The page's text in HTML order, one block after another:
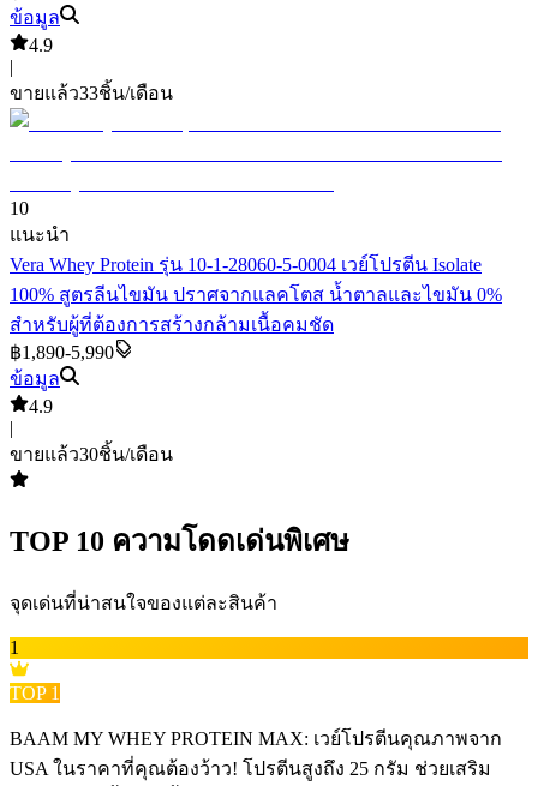
ข้อมูล
4.9
|
ขายแล้ว33ชิ้น/เดือน
10
แนะนำ
Vera Whey Protein รุ่น 10-1-28060-5-0004 เวย์โปรตีน Isolate
100% สูตรลีนไขมัน ปราศจากแลคโตส น้ำตาลและไขมัน 0%
สำหรับผู้ที่ต้องการสร้างกล้ามเนื้อคมชัด
฿1,890-5,990
ข้อมูล
4.9
|
ขายแล้ว30ชิ้น/เดือน
TOP 10 ความโดดเด่นพิเศษ
จุดเด่นที่น่าสนใจของแต่ละสินค้า
1
TOP 1
BAAM MY WHEY PROTEIN MAX: เวย์โปรตีนคุณภาพจาก
USA ในราคาที่คุณต้องว้าว! โปรตีนสูงถึง 25 กรัม ช่วยเสริม